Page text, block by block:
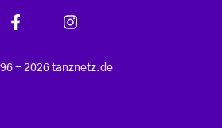
- 2026 tanznetz.de